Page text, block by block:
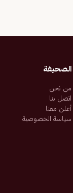
الصحيفة
من نحن
اتصل بنا
أعلن معنا
سياسة الخصوصية